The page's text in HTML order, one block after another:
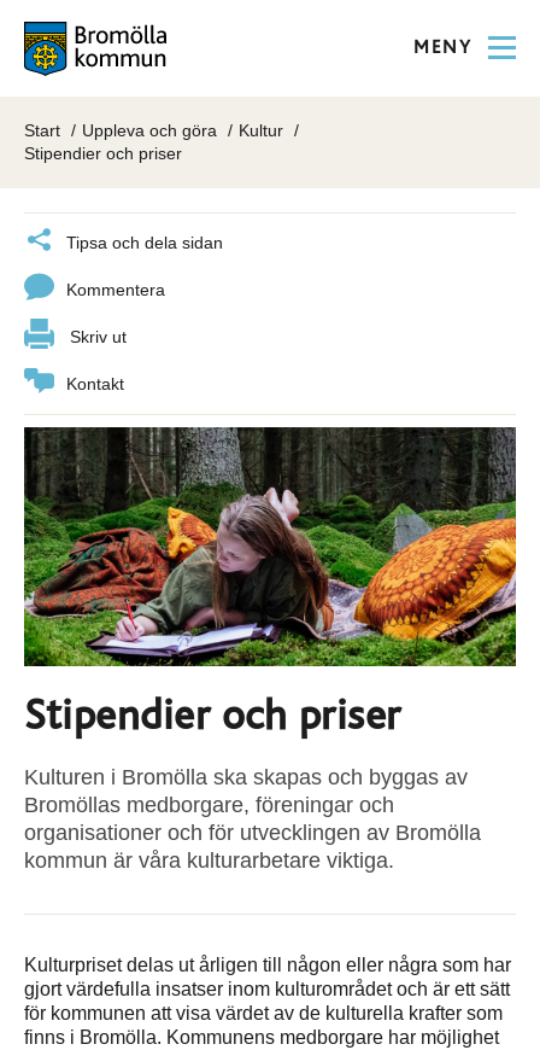
MENY
Start Uppleva och göra
Kultur
Stipendier och priser
Tipsa och dela sidan
Kommentera
Skriv ut
Kontakt
Stipendier och priser
Kulturen i Bromölla ska skapas och byggas av
Bromöllas medborgare, föreningar och
organisationer och för utvecklingen av Bromölla
kommun är våra kulturarbetare viktiga.
Kulturpriset delas ut årligen till någon eller några som har
gjort värdefulla insatser inom kulturområdet och är ett sätt
för kommunen att visa värdet av de kulturella krafter som
finns i Bromölla. Kommunens medborgare har möjlighet